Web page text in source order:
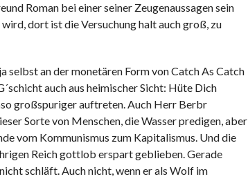
Roman bei einer seiner Zeugenaussagen sein
dort ist die Versuchung halt auch groß, zu
selbst an der monetären Form von Catch As Catch
auch aus heimischer Sicht: Hüte Dich
großspuriger auftreten. Auch Herr Berbr
Sorte von Menschen, die Wasser predigen, aber
vom Kommunismus zum Kapitalismus. Und die
Reich gottlob erspart geblieben. Gerade
schläft. Auch nicht, wenn er als Wolf im